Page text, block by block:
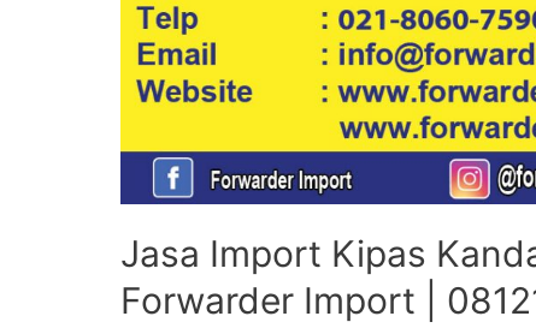
Jasa Import Kipas
Forwarder Import |